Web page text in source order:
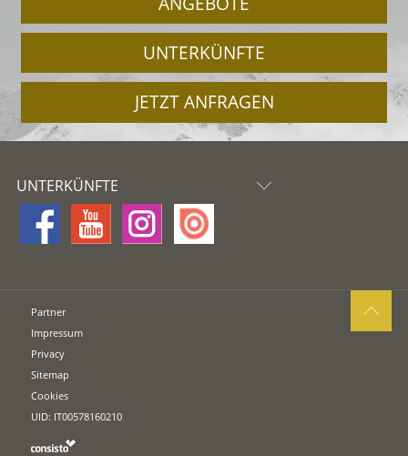
UNTERKÜNFTE
JETZT ANFRAGEN
UNTERKÜNFTE
Partner
Impressum
Privacy
Sitemap
Cookies
UID: IT00578160210